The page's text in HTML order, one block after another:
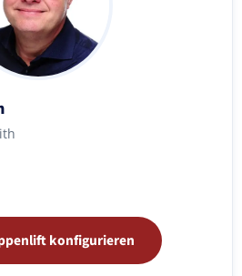
konfigurieren